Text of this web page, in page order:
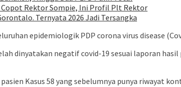
Copot Rektor Sompie, Ini Profil Plt Rektor
Ternyata 2026 Jadi Tersangka
epidemiologik PDP corona virus disease
dinyatakan negatif covid-19 sesuai laporan
Kasus 58 yang sebelumnya punya riwayat